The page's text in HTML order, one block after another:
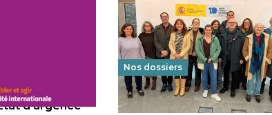
d’urgence
Nos dossiers
Éducation au vivre-